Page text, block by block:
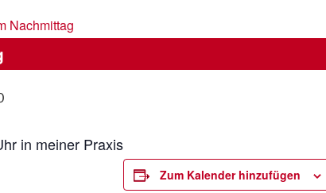
Nachmittag
in meiner Praxis
Zum Kalender hinzufügen